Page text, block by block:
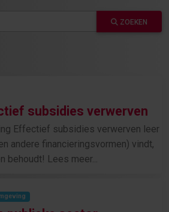
ZOEKEN
subsidies verwerven
Effectief subsidies verwerven leer
andere financieringsvormen) vindt,
behoudt! Lees meer...